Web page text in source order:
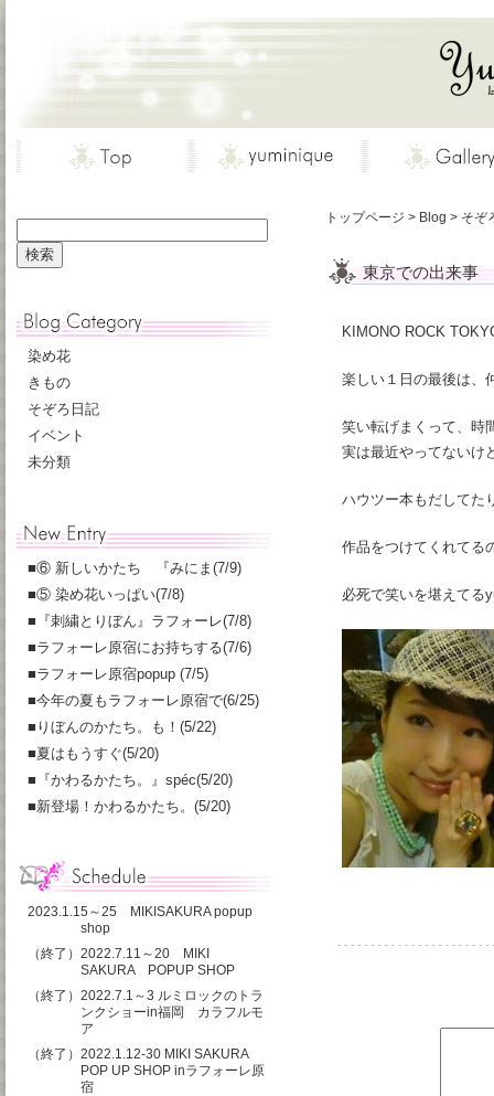
トップページ > Blog > そぞ
東京での出来事
KIMONO ROCK
楽しい１日の最後は、
笑い転げまくって、時
実は最近やってないけ
ハウツー本もだしてた
作品をつけてくれてる
必死で笑いを堪えてる
染め花
きもの
そぞろ日記
イベント
未分類
■⑥ 新しいかたち 『みにま(7/9)
■⑤ 染め花いっぱい(7/8)
■ 『刺繍とりぼん』ラフォーレ(7/8)
■ラフォーレ原宿にお持ちする(7/6)
■ラフォーレ原宿popup (7/5)
■今年の夏もラフォーレ原宿で(6/25)
■ りぼんのかたち。も！(5/22)
■夏はもうすぐ(5/20)
■ 『かわるかたち。』spéc(5/20)
■新登場！かわるかたち。(5/20)
2023.1.15～25 MIKISAKURA popup
shop
（終了）2022.7.11～20 MIKI
SAKURA POPUP SHOP
（終了）2022.7.1～3 ルミロックのトラ
ンクショーin福岡 カラフルモ
ア
（終了）2022.1.12-30 MIKI SAKURA
POP UP SHOP inラフォーレ原
宿